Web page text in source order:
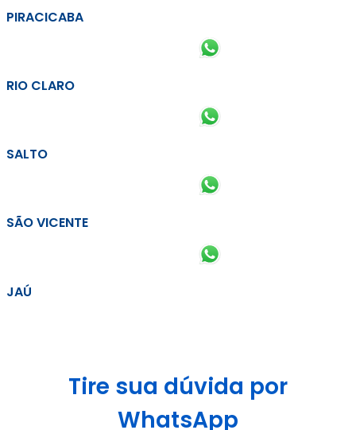
PIRACICABA
RIO CLARO
SALTO
SÃO VICENTE
JAÚ
Tire sua dúvida por
WhatsApp